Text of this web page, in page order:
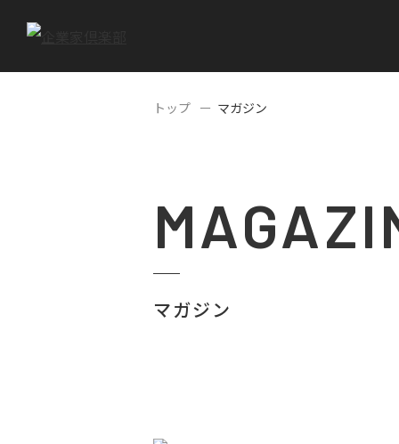
トップ マガジン
マガジン